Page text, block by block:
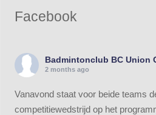
Facebook
Badmintonclub BC Union
2 months ago
Vanavond staat voor beide teams
competitiewedstrijd op het